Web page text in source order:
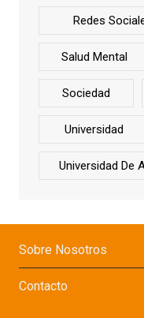
Redes
Salud Mental
Sociedad
Universidad
Universidad De
Sobre Nosotros
Contacto